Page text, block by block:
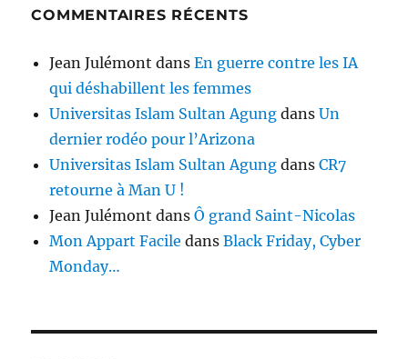
COMMENTAIRES RÉCENTS
Jean Julémont dansEn guerre contre les IA
qui déshabillent les femmes
Universitas Islam Sultan Agung dansUn
dernier rodéo pour l’Arizona
Universitas Islam Sultan Agung dansCR7
retourne à Man U !
Jean Julémont dansÔ grand Saint-Nicolas
Mon Appart Facile dansBlack Friday, Cyber
Monday…